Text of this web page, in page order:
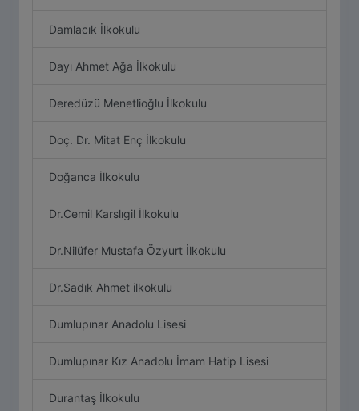
Damlacık İlkokulu
Dayı Ahmet Ağa İlkokulu
Deredüzü Menetlioğlu İlkokulu
Doç. Dr. Mitat Enç İlkokulu
Doğanca İlkokulu
Dr.Cemil Karslıgil İlkokulu
Dr.Nilüfer Mustafa Özyurt İlkokulu
Dr.Sadık Ahmet ilkokulu
Dumlupınar Anadolu Lisesi
Dumlupınar Kız Anadolu İmam Hatip Lisesi
Durantaş İlkokulu